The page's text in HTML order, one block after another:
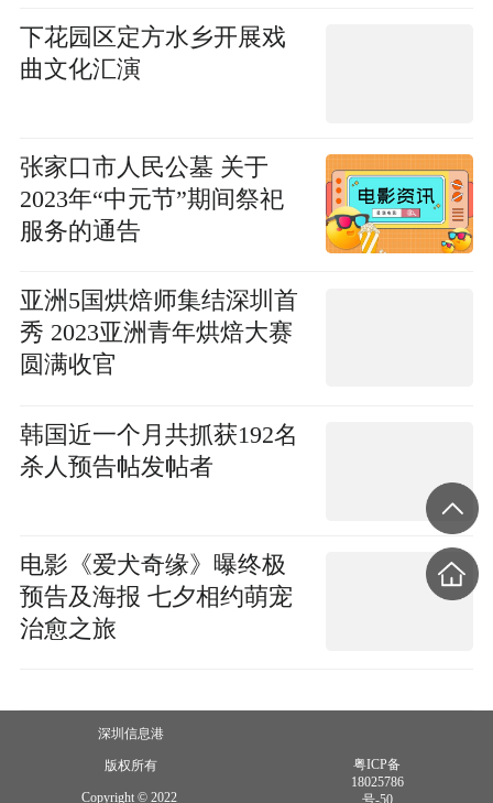
下花园区定方水乡开展戏
曲文化汇演
张家口市人民公墓 关于
2023年“中元节”期间祭祀
服务的通告
亚洲5国烘焙师集结深圳首
秀 2023亚洲青年烘焙大赛
圆满收官
韩国近一个月共抓获192名
杀人预告帖发帖者
电影《爱犬奇缘》曝终极
预告及海报 七夕相约萌宠
治愈之旅
深圳信息港
版权所有
Copyright © 2022
粤ICP备
18025786
号-50